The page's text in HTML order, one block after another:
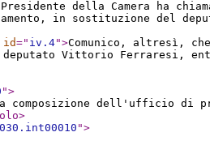
della Camera ha
in sostituzione del
id=" iv.4">Comunico, altresì,
Vittorio Ferraresi,
">
composizione dell'ufficio di
>
">